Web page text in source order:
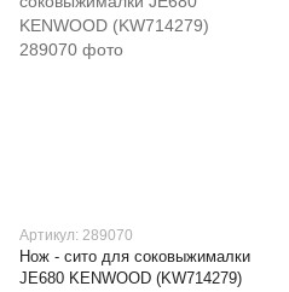
Артикул: 289070
Нож - сито для соковыжималки
JE680 KENWOOD (KW714279)